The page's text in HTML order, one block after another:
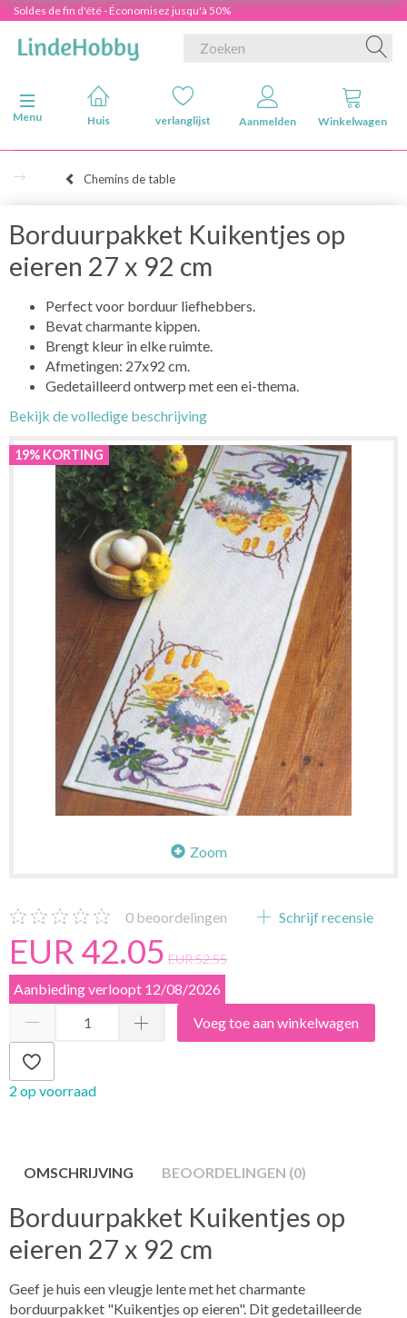
Soldes de fin d'été - Économisez jusqu'à 50%
Navigatie in-/uitschakelen
Menu
Huis verlanglijst Aanmelden Winkelwagen
Chemins de table
Borduurpakket Kuikentjes op
eieren 27 x 92 cm
Perfect voor borduur liefhebbers.
Bevat charmante kippen.
Brengt kleur in elke ruimte.
Afmetingen: 27x92 cm.
Gedetailleerd ontwerp met een ei-thema.
Bekijk de volledige beschrijving
19% KORTING
Zoom
0 beoordelingen Schrijf recensie
EUR 42.05 EUR 52.55
Aanbieding verloopt 12/08/2026
Voeg toe aan winkelwagen
2 op voorraad
OMSCHRIJVING BEOORDELINGEN (0)
Borduurpakket Kuikentjes op
eieren 27 x 92 cm
Geef je huis een vleugje lente met het charmante
borduurpakket "Kuikentjes op eieren". Dit gedetailleerde